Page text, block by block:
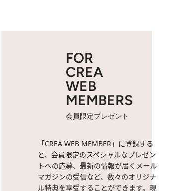
FOR
CREA
WEB
MEMBERS
会員限定プレゼント
「CREA WEB MEMBER」に登録する
と、会員限定のスペシャルなプレゼン
トへの応募、最新の情報が届くメール
マガジンの受信など、数々のオリジナ
ル特典を享受することができます。現